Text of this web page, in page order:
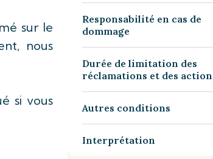
sur le
nous
si vous
Responsabilité en cas de
dommage
Durée de limitation des
réclamations et des
Autres conditions
Interprétation